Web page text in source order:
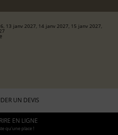
13 janv 2027, 14 janv 2027, 15 janv 2027,
UN DEVIS
EN LIGNE
qu'une place !